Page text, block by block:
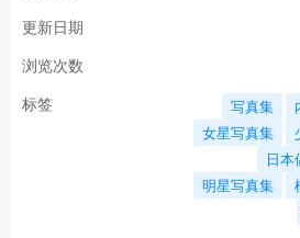
更新日期
浏览次数
标签 写真集
女星写真集
日本
明星写真集